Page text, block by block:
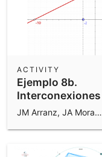
Ejemplo 8b.
Interconexiones
matemáticas
ACTIVITY
JM Arranz, JA Mora, M Sada y R Losada